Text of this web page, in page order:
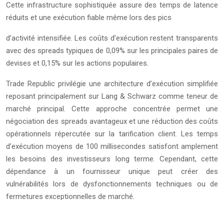
Cette infrastructure sophistiquée assure des temps de latence
réduits et une exécution fiable même lors des pics
d’activité intensifiée. Les coûts d’exécution restent transparents
avec des spreads typiques de 0,09% sur les principales paires de
devises et 0,15% sur les actions populaires.
Trade Republic privilégie une architecture d’exécution simplifiée
reposant principalement sur Lang & Schwarz comme teneur de
marché principal. Cette approche concentrée permet une
négociation des spreads avantageux et une réduction des coûts
opérationnels répercutée sur la tarification client. Les temps
d’exécution moyens de 100 millisecondes satisfont amplement
les besoins des investisseurs long terme. Cependant, cette
dépendance à un fournisseur unique peut créer des
vulnérabilités lors de dysfonctionnements techniques ou de
fermetures exceptionnelles de marché.